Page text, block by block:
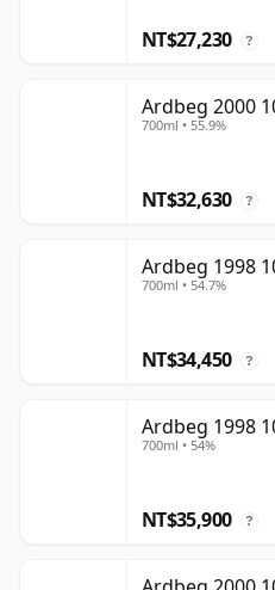
NT$27,230 ?
Ardbeg 2000
700ml • 55.9%
NT$32,630 ?
Ardbeg 1998
700ml • 54.7%
NT$34,450 ?
Ardbeg 1998
700ml • 54%
NT$35,900 ?